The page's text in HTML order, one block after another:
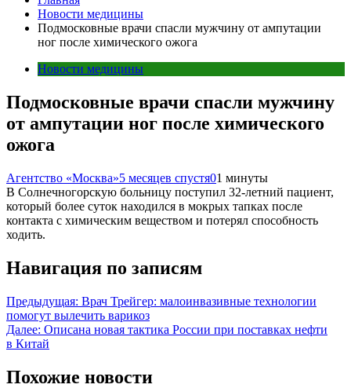
Новости медицины
Подмосковные врачи спасли мужчину от ампутации
ног после химического ожога
Новости медицины
Подмосковные врачи спасли мужчину
от ампутации ног после химического
ожога
Агентство «Москва»5 месяцев спустя01 минуты
В Солнечногорскую больницу поступил 32-летний пациент,
который более суток находился в мокрых тапках после
контакта с химическим веществом и потерял способность
ходить.
Навигация по записям
Предыдущая: Врач Трейгер: малоинвазивные технологии
помогут вылечить варикоз
Далее: Описана новая тактика России при поставках нефти
в Китай
Похожие новости